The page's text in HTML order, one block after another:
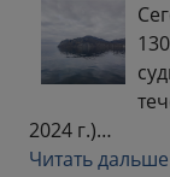
2024 г.)…
Читать дальше